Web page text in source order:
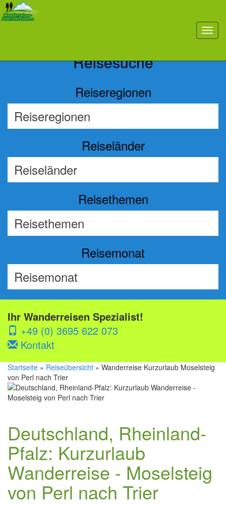
toggle
Reisesuche
Reiseregionen
Reiseländer
Reisethemen
Reisemonat
Ihr Wanderreisen Spezialist!
+49 (0) 3695 622 073
Kontakt
Startseite » Reiseübersicht » Wanderreise Kurzurlaub Moselsteig
von Perl nach Trier
Deutschland, Rheinland-
Pfalz: Kurzurlaub
Wanderreise - Moselsteig
von Perl nach Trier